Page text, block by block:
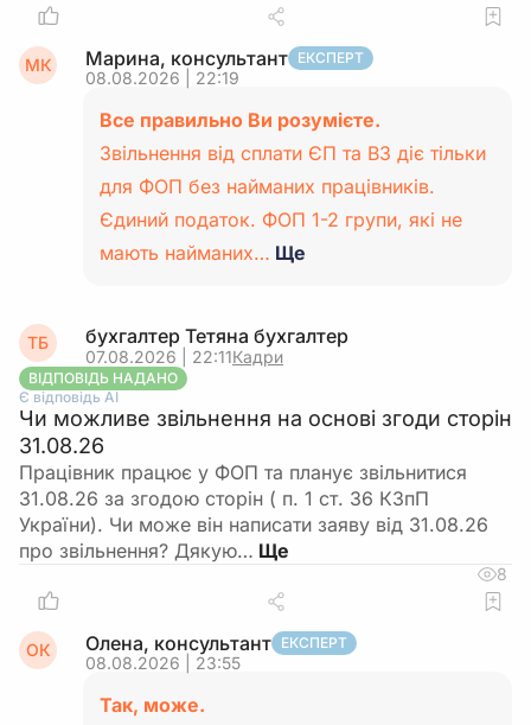
МК Марина, консультант ЕКСПЕРТ
08.08.2026 | 22:19
Все правильно Ви розумієте.
Звільнення від сплати ЄП та ВЗ діє тільки
для ФОП без найманих працівників.
Єдиний податок. ФОП 1-2 групи, які не
мають найманих… Ще
ТБ бухгалтер Тетяна бухгалтер
07.08.2026 | 22:11Кадри
ВІДПОВІДЬ НАДАНО
Є відповідь АІ
Чи можливе звільнення на основі згоди сторін
31.08.26
Працівник працює у ФОП та планує звільнитися
31.08.26 за згодою сторін ( п. 1 ст. 36 КЗпП
України). Чи може він написати заяву від 31.08.26
про звільнення? Дякую…
8
ОК Олена, консультант ЕКСПЕРТ
08.08.2026 | 23:55
Так, може.